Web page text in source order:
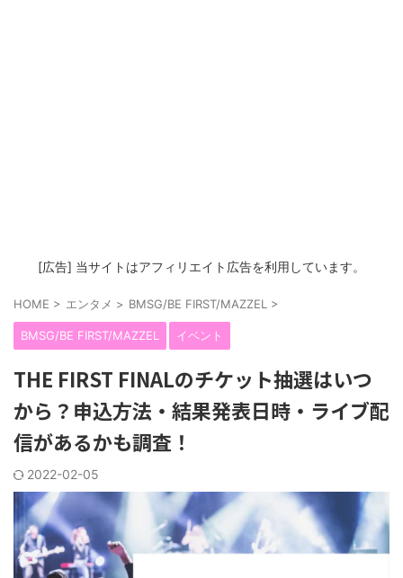
[広告] 当サイトはアフィリエイト広告を利用しています。
HOME > エンタメ > BMSG/BE FIRST/MAZZEL >
BMSG/BE FIRST/MAZZEL イベント
THE FIRST FINALのチケット抽選はいつ
から？申込方法・結果発表日時・ライブ配
信があるかも調査！
2022-02-05